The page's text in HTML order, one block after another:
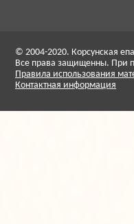
© 2004-2020. Корсунская
Все права защищенны. При
Правила использования
Контактная информация